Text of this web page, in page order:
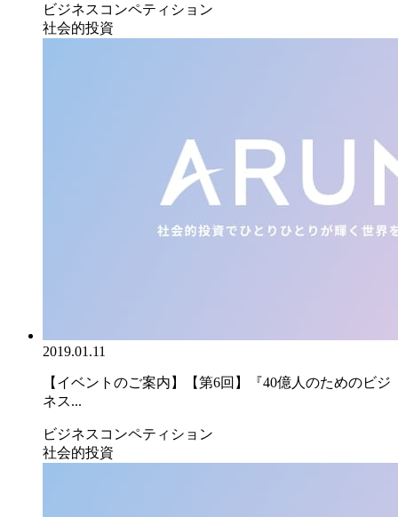
ビジネスコンペティション
社会的投資
2019.01.11
【イベントのご案内】【第6回】『40億人のためのビジ
ネス...
ビジネスコンペティション
社会的投資